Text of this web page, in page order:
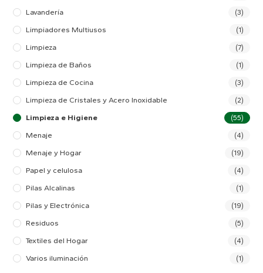
Lavandería (3)
Limpiadores Multiusos (1)
Limpieza (7)
Limpieza de Baños (1)
Limpieza de Cocina (3)
Limpieza de Cristales y Acero Inoxidable (2)
Limpieza e Higiene (55)
Menaje (4)
Menaje y Hogar (19)
Papel y celulosa (4)
Pilas Alcalinas (1)
Pilas y Electrónica (19)
Residuos (5)
Textiles del Hogar (4)
Varios iluminación (1)